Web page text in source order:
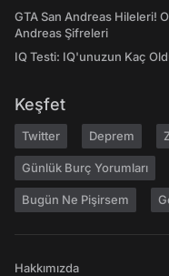
GTA San Andreas Hileleri!
Andreas Şifreleri
IQ Testi: IQ'unuzun Kaç
Keşfet
Twitter Deprem
Günlük Burç Yorumları
Bugün Ne Pişirsem
Hakkımızda